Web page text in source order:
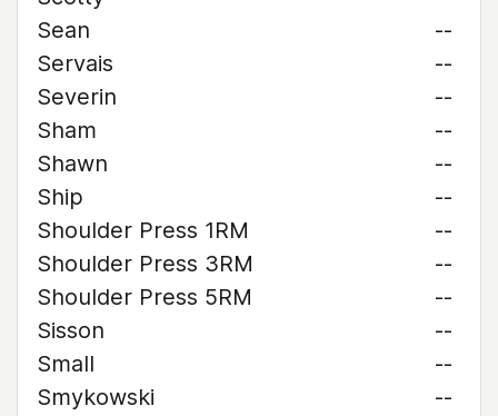
Sean
--
Servais
--
Severin
--
Sham
--
Shawn
--
Ship
--
Shoulder Press 1RM
--
Shoulder Press 3RM
--
Shoulder Press 5RM
--
Sisson
--
Small
--
Smykowski
--